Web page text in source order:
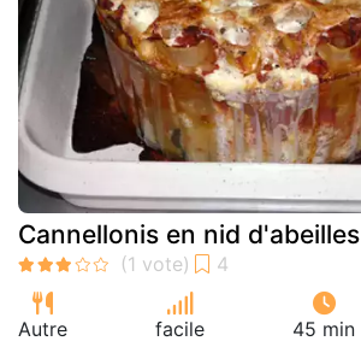
Cannellonis en nid d'abeilles
Autre facile 45 min